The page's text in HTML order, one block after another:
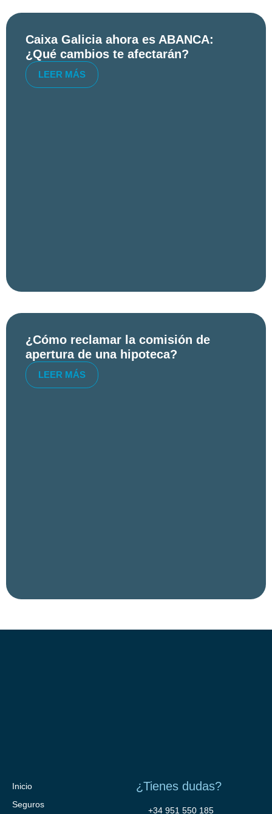
Caixa Galicia ahora es ABANCA:
¿Qué cambios te afectarán?
LEER MÁS
¿Cómo reclamar la comisión de
apertura de una hipoteca?
LEER MÁS
Inicio
Seguros
¿Tienes dudas?
+34 951 550 185